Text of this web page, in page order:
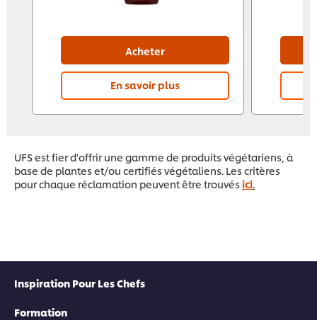
Acheter
En savoir plus
UFS est fier d'offrir une gamme de produits végétariens, à
base de plantes et/ou certifiés végétaliens. Les critères
pour chaque réclamation peuvent être trouvés ici.
Inspiration Pour Les Chefs
Formation